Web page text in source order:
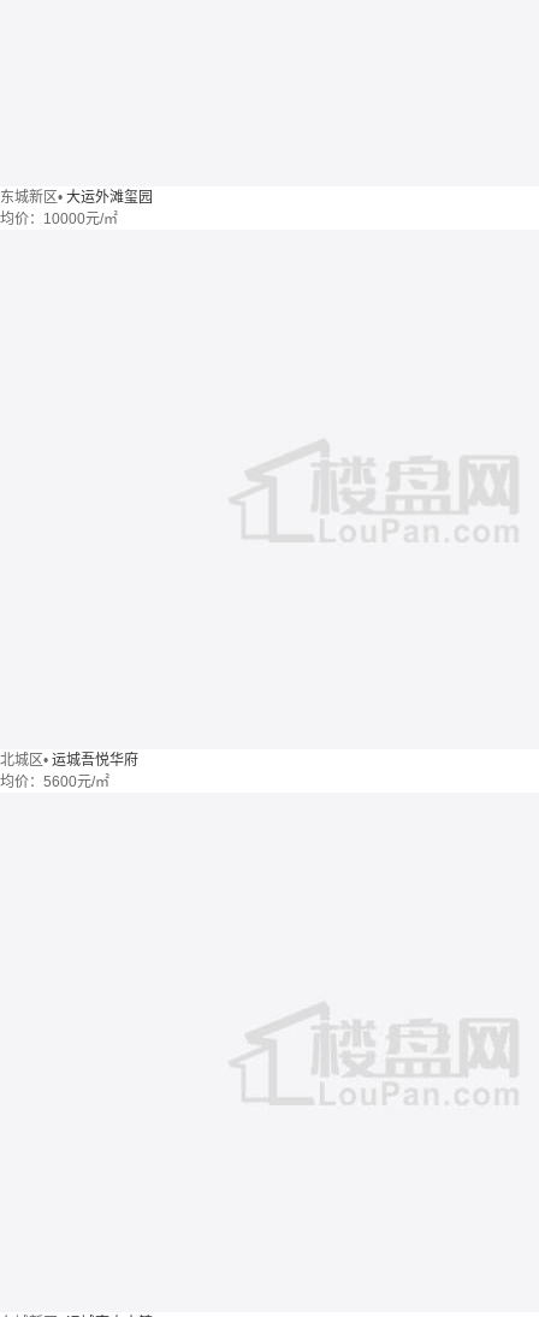
东城新区• 大运外滩玺园
均价： 10000元/㎡
北城区• 运城吾悦华府
均价： 5600元/㎡